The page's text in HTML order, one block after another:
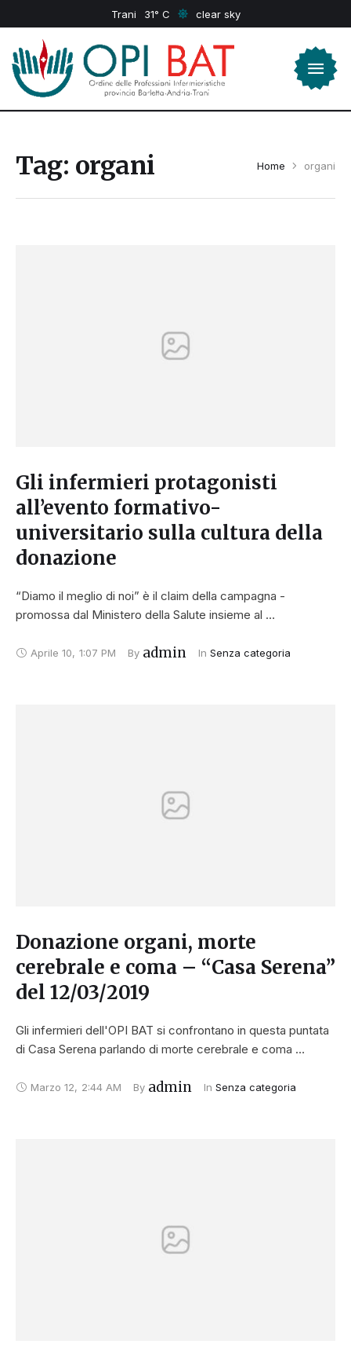
Trani 31 clear sky
Tag: organi Home organi
Gli infermieri protagonisti
all’evento formativo-
universitario sulla cultura della
donazione
“Diamo il meglio di noi” è il claim della campagna -
promossa dal Ministero della Salute insieme al …
Aprile 10, 1:07 PM By admin In Senza categoria
Donazione organi, morte
cerebrale e coma – “Casa Serena”
del 12/03/2019
Gli infermieri dell'OPI BAT si confrontano in questa puntata
di Casa Serena parlando di morte cerebrale e coma …
Marzo 12, 2:44 AM By admin In Senza categoria